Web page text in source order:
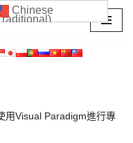
用Visual Paradigm進行專
Chinese